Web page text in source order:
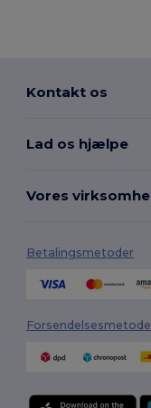
Kontakt os
Lad os hjælpe
Vores
Betalingsmetoder